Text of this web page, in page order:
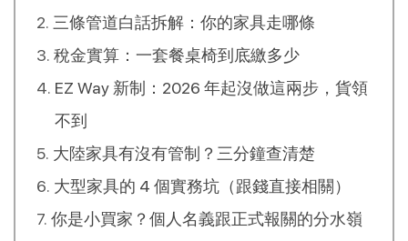
三條管道白話拆解：你的家具走哪條
稅金實算：一套餐桌椅到底繳多少
EZ Way 新制：2026 年起沒做這兩步，貨領
不到
大陸家具有沒有管制？三分鐘查清楚
大型家具的 4 個實務坑（跟錢直接相關）
你是小買家？個人名義跟正式報關的分水嶺